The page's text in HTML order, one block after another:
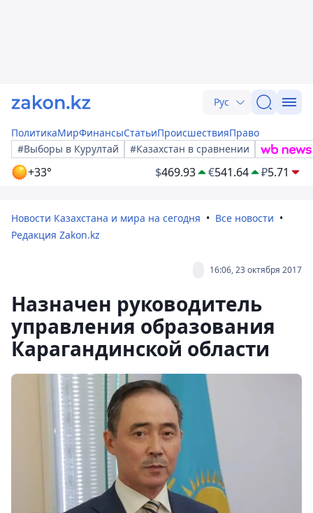
Рус
ПолитикаМирФинансыСтатьиПроисшествияПраво
#Выборы в Курултай
#Казахстан в сравнении
+33° $469.93 €541.64 ₽5.71
Новости Казахстана и мира на сегодня
Все новости
Редакция Zakon.kz
16:06, 23 октября 2017
Назначен руководитель
управления образования
Карагандинской области